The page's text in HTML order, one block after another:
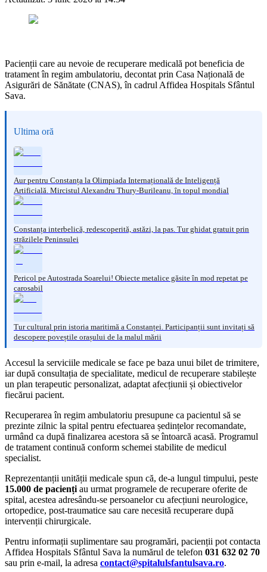
Pacienții care au nevoie de recuperare medicală pot beneficia de
tratament în regim ambulatoriu, decontat prin Casa Națională de
Asigurări de Sănătate (CNAS), în cadrul Affidea Hospitals Sfântul
Sava.
Ultima oră
Aur pentru Constanța la Olimpiada Internațională de Inteligență
Artificială. Mircistul Alexandru Thury-Burileanu, în topul mondial
Constanța interbelică, redescoperită, astăzi, la pas. Tur ghidat gratuit prin
străzilele Peninsulei
Pericol pe Autostrada Soarelui! Obiecte metalice găsite în mod repetat pe
carosabil
Tur cultural prin istoria maritimă a Constanței. Participanții sunt invitați să
descopere poveștile orașului de la malul mării
Accesul la serviciile medicale se face pe baza unui bilet de trimitere,
iar după consultația de specialitate, medicul de recuperare stabilește
un plan terapeutic personalizat, adaptat afecțiunii și obiectivelor
fiecărui pacient.
Recuperarea în regim ambulatoriu presupune ca pacientul să se
prezinte zilnic la spital pentru efectuarea ședințelor recomandate,
urmând ca după finalizarea acestora să se întoarcă acasă. Programul
de tratament continuă conform schemei stabilite de medicul
specialist.
Reprezentanții unității medicale spun că, de-a lungul timpului, peste
15.000 de pacienți au urmat programele de recuperare oferite de
spital, acestea adresându-se persoanelor cu afecțiuni neurologice,
ortopedice, post-traumatice sau care necesită recuperare după
intervenții chirurgicale.
Pentru informații suplimentare sau programări, pacienții pot contacta
Affidea Hospitals Sfântul Sava la numărul de telefon 031 632 02 70
sau prin e-mail, la adresa contact@spitalulsfantulsava.ro.